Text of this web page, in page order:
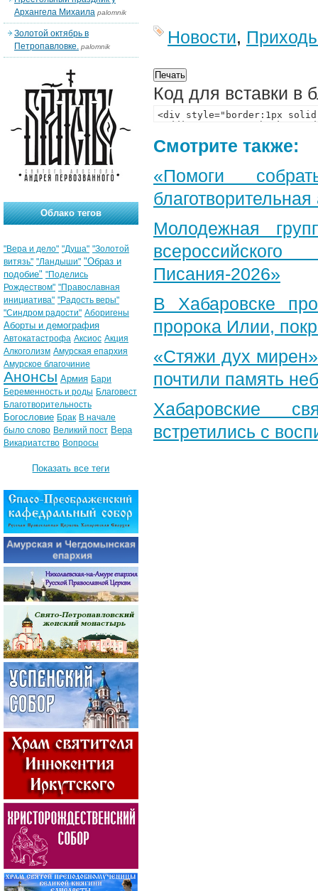
Новости,
Код для вставки в
Смотрите также:
«Помоги
Молодежная
Писания-2026»
В Хабаровске
пророка Илии,
«Стяжи дух
почтили память
Хабаровские
встретились с
Архангела Михаила palomnik
Золотой октябрь в
Петропавловке. palomnik
Облако тегов
"Вера и дело" "Душа" "Золотой
витязь" "Ландыши" "Образ и
подобие" "Поделись
Рождеством" "Православная
инициатива" "Радость веры"
"Синдром радости" Аборигены
Аборты и демография
Автокатастрофа Аксиос Акция
Алкоголизм Амурская епархия
Амурское благочиние
Анонсы Армия Бари
Беременность и роды Благовест
Благотворительность
Богословие Брак В начале
было слово Великий пост Вера
Викариатство Вопросы
Показать все теги